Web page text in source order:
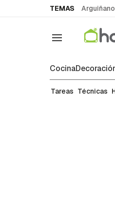
TEMAS
Navegación
Cocina
Tareas de
Tareas Técnicas